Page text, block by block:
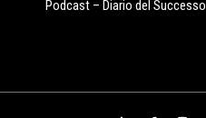
Podcast – Diario del Successo